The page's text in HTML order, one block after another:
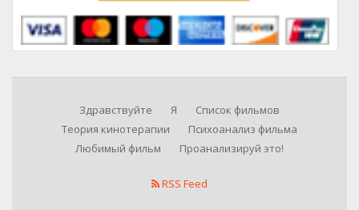
Здравствуйте Я
Список фильмов
Теория кинотерапии
Психоанализ фильма
Любимый фильм
Проанализируй это!
RSS Feed